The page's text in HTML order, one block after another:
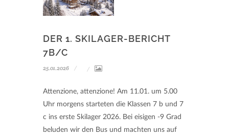
DER 1. SKILAGER-BERICHT
7B/C
25.01.2026
Attenzione, attenzione! Am 11.01. um 5.00
Uhr morgens starteten die Klassen 7 b und 7
c ins erste Skilager 2026. Bei eisigen -9 Grad
beluden wir den Bus und machten uns auf